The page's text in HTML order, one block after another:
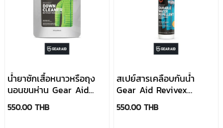
น้ำยาซักเสื้อหนาวหรือถุง
นอนขนห่าน Gear Aid
Revivex Down Cleaner
550.00 THB
สเปย์สารเคลือบกันน้ำ
Gear Aid Revivex
Durable Repellent Spray
550.00 THB